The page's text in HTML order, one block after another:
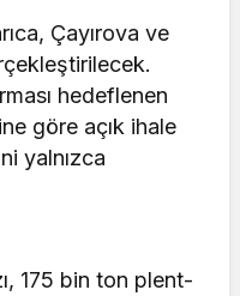
Çayırova ve
hedeflenen
göre açık ihale
yalnızca
175 bin ton plent-